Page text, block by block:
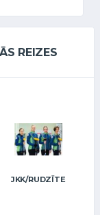
REIZES
JKK/RUDZĪTE